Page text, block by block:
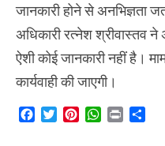
जानकारी होने से अनभिज्ञता
अधिकारी रत्नेश श्रीवास्तव ने
ऐशी कोई जानकारी नहीं है।
कार्यवाही की जाएगी।
Facebook
TwitterPinterestWhatsApp
Print